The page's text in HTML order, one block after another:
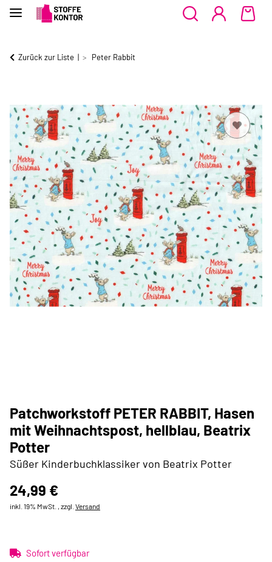
Zurück zur Liste Peter Rabbit
Patchworkstoff PETER RABBIT, Hasen
mit Weihnachtspost, hellblau, Beatrix
Potter
Süßer Kinderbuchklassiker von Beatrix Potter
24,99 €
inkl. 19% MwSt. , zzgl. Versand
Sofort verfügbar